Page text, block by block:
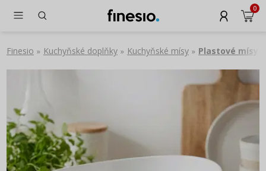
0
Finesio » Kuchyňské doplňky » Kuchyňské mísy » Plastové mísy